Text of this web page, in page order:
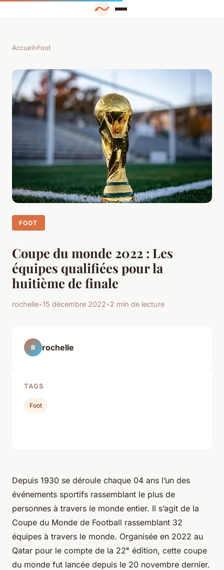
Accueil›Foot
FOOT
Coupe du monde 2022 : Les
équipes qualifiées pour la
huitième de finale
rochelle•15 décembre 2022•2 min de lecture
Depuis 1930 se déroule chaque 04 ans l’un des
événements sportifs rassemblant le plus de
personnes à travers le monde entier. Il s’agit de la
Coupe du Monde de Football rassemblant 32
équipes à travers le monde. Organisée en 2022 au
Qatar pour le compte de la 22ᵉ édition, cette coupe
du monde fut lancée depuis le 20 novembre dernier.
R rochelle
TAGS
Foot